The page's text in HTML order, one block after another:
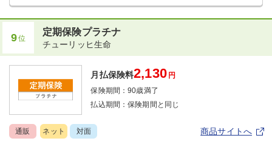
9位
定期保険プラチナ
チューリッヒ生命
月払保険料2,130 円
保険期間：90歳満了
払込期間：保険期間と同じ
通販 ネット 対面 商品サイトへ